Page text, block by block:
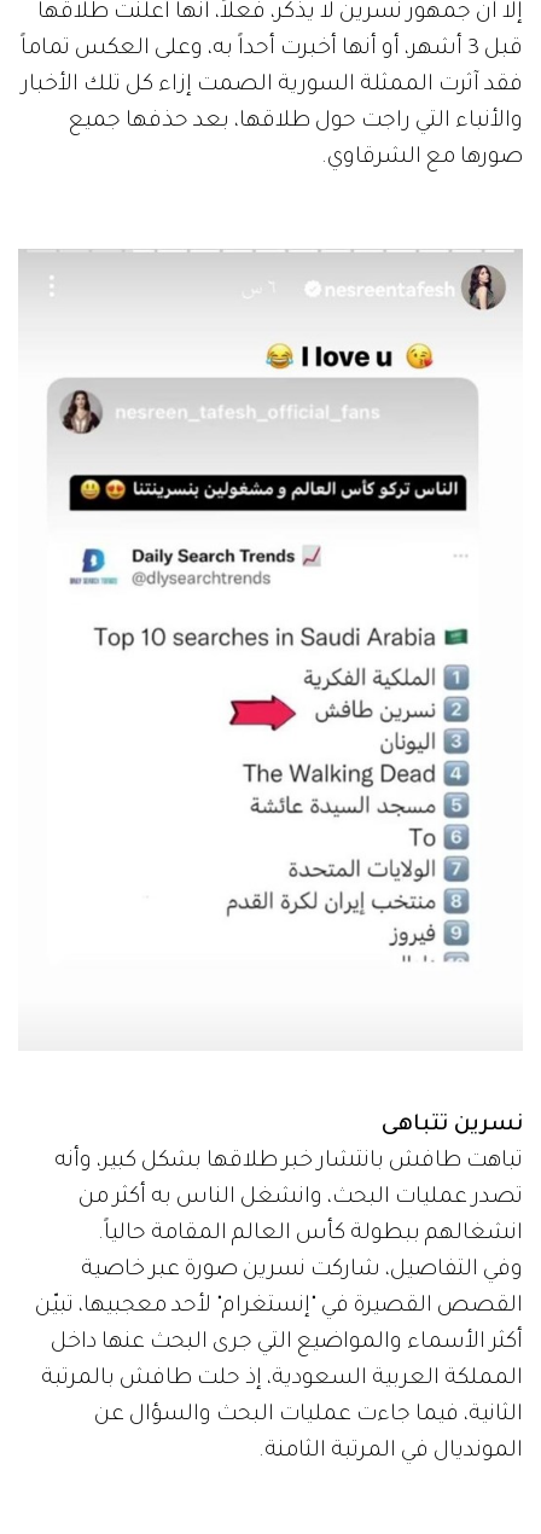
إلا أن جمهور نسرين لا يذكر، فعلاً، أنها أعلنت طلاقها
قبل 3 أشهر، أو أنها أخبرت أحداً به، وعلى العكس تماماً
فقد آثرت الممثلة السورية الصمت إزاء كل تلك الأخبار
والأنباء التي راجت حول طلاقها، بعد حذفها جميع
صورها مع الشرقاوي.
نسرين تتباهى
تباهت طافش بانتشار خبر طلاقها بشكل كبير، وأنه
تصدر عمليات البحث، وانشغل الناس به أكثر من
انشغالهم ببطولة كأس العالم المقامة حالياً.
وفي التفاصيل، شاركت نسرين صورة عبر خاصية
القصص القصيرة في "إنستغرام" لأحد معجبيها، تبيّن
أكثر الأسماء والمواضيع التي جرى البحث عنها داخل
المملكة العربية السعودية، إذ حلت طافش بالمرتبة
الثانية، فيما جاءت عمليات البحث والسؤال عن
المونديال في المرتبة الثامنة.